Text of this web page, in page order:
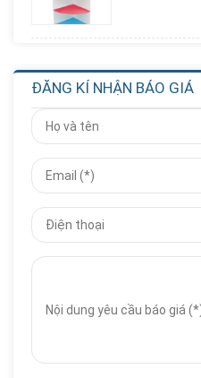
Giá: Liên hệ
Giá Đựng Đồ
Liên hệ
Nhà Chơi
ĐĂNG KÍ NHẬN BÁO GIÁ